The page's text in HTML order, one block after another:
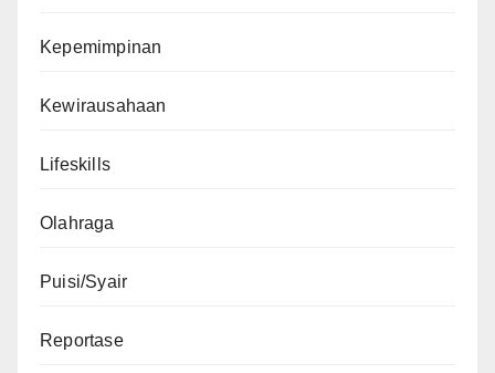
Kepemimpinan
Kewirausahaan
Lifeskills
Olahraga
Puisi/Syair
Reportase